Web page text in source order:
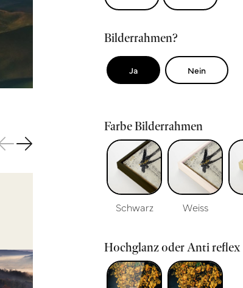
Bilderrahmen?
Ja Nein
Farbe Bilderrahmen
Schwarz Weiss
Hochglanz oder Anti reflex